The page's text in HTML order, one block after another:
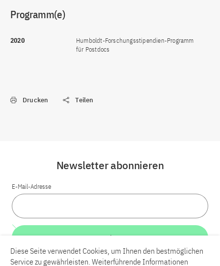
Programm(e)
2020
Humboldt-Forschungsstipendien-Programm
für Postdocs
Drucken Teilen
Newsletter abonnieren
E-Mail-Adresse
Weiter
Diese Seite verwendet Cookies, um Ihnen den bestmöglichen
Service zu gewährleisten. Weiterführende Informationen